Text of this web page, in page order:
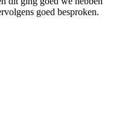
goed besproken.